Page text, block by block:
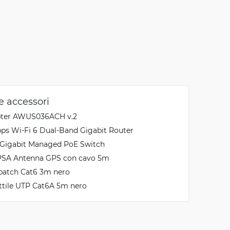
accessori
AWUS036ACH v.2
Wi-Fi 6 Dual-Band Gigabit Router
Managed PoE Switch
Antenna GPS con cavo 5m
Cat6 3m nero
UTP Cat6A 5m nero